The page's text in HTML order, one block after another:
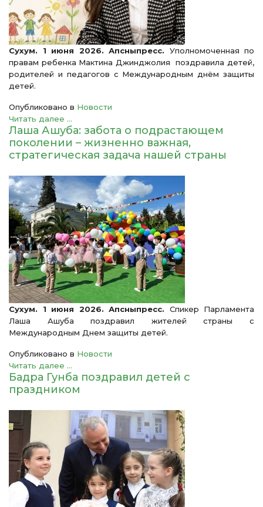
Сухум. 1 июня 2026. Апсныпресс. Уполномоченная по
правам ребенка Мактина Джинджолия поздравила детей,
родителей и педагогов с Международным днём защиты
детей.
Опубликовано в Новости
Читать далее ...
Лаша Ашуба: забота о подрастающем
поколении – жизненно важная,
стратегическая задача нашей страны
Сухум. 1 июня 2026. Апсныпресс. Спикер Парламента
Лаша Ашуба поздравил жителей страны с
Международным Днем защиты детей.
Опубликовано в Новости
Читать далее ...
Бадра Гунба поздравил детей с
праздником